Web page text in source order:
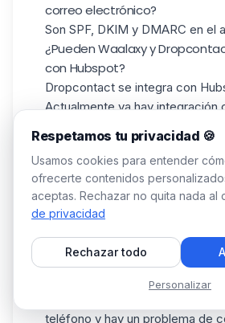
correo electrónico?
Son SPF, DKIM y DMARC en el
¿Pueden Waalaxy y
con Hubspot?
Dropcontact se integra con
Actualmente ya hay integración
empresa en el CRM y todo se
automáticamente. Detectamos
los fusionamos
los emails de la empresa para
añadimos el cargo de las
en esa empresa.
¿Podemos incluir las llamadas
último punto de contacto?
teléfono y hay un problema de
Respetamos tu privacidad 🍪
Usamos cookies para entender
ofrecerte contenidos
aceptas. Rechazar no quita nada al
de privacidad
Rechazar todo
Personalizar